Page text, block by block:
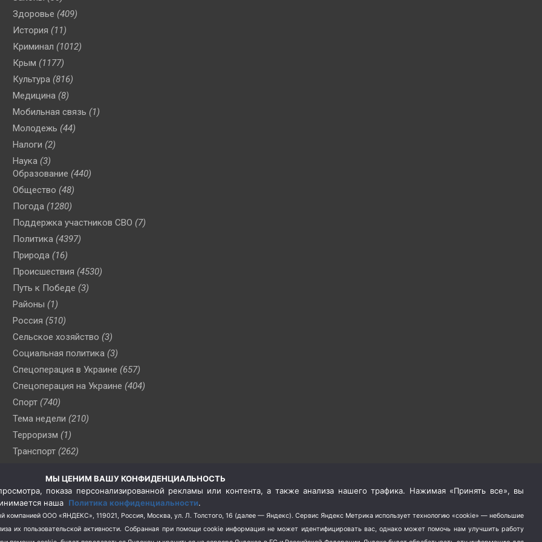
Здоровье (409)
История (11)
Криминал (1012)
Крым (1177)
Культура (816)
Медицина (8)
Мобильная связь (1)
Молодежь (44)
Налоги (2)
Наука (3)
Образование (440)
Общество (48)
Погода (1280)
Поддержка участников СВО (7)
Политика (4397)
Природа (16)
Происшествия (4530)
Путь к Победе (3)
Районы (1)
Россия (510)
Сельское хозяйство (3)
Социальная политика (3)
Спецоперация в Украине (657)
Спецоперация на Украине (404)
Спорт (740)
Тема недели (210)
Терроризм (1)
Транспорт (262)
(76)
Цены (2)
Школа и спорт (2)
Экология (8)
МЫ ЦЕНИМ ВАШУ КОНФИДЕНЦИАЛЬНОСТЬ
показа персонализированной рекламы или контента, а также анализа нашего трафика. Нажимая «Принять все», вы
наша Политика конфиденциальности.
компанией ООО «ЯНДЕКС», 119021, Россия, Москва, ул. Л. Толстого, 16 (далее — Яндекс). Сервис Яндекс Метрика использует технологию «cookie» — небольшие
их пользовательской активности. Собранная при помощи cookie информация не может идентифицировать вас, однако может помочь нам улучшить работу